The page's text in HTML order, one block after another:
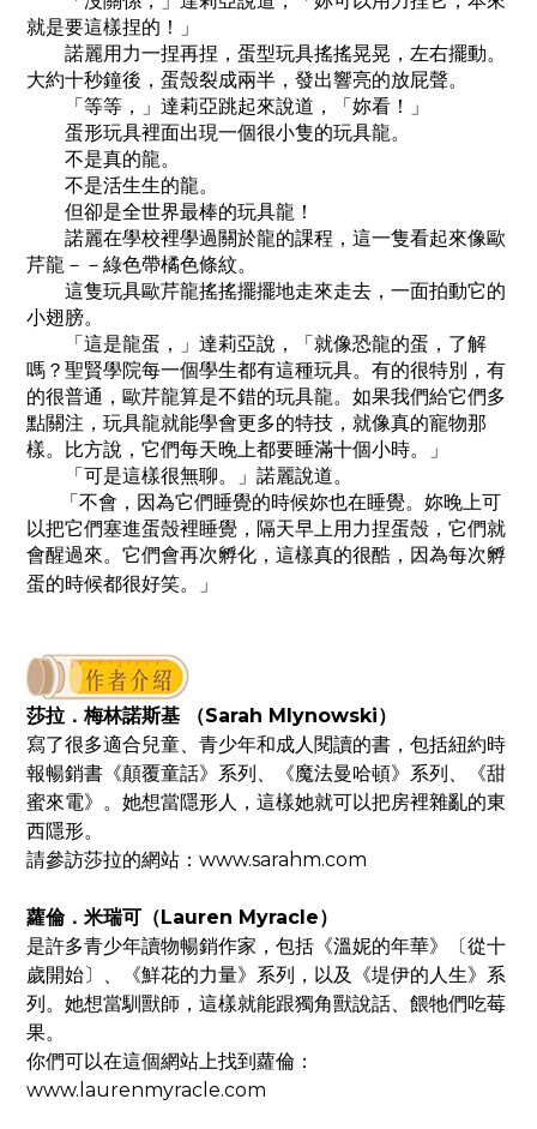
就是要這樣捏的！」
諾麗用力一捏再捏，蛋型玩具搖搖晃晃，左右擺動。
大約十秒鐘後，蛋殼裂成兩半，發出響亮的放屁聲。
「等等，」達莉亞跳起來說道，「妳看！」
蛋形玩具裡面出現一個很小隻的玩具龍。
不是真的龍。
不是活生生的龍。
但卻是全世界最棒的玩具龍！
諾麗在學校裡學過關於龍的課程，這一隻看起來像歐
芹龍－－綠色帶橘色條紋。
這隻玩具歐芹龍搖搖擺擺地走來走去，一面拍動它的
小翅膀。
「這是龍蛋，」達莉亞說，「就像恐龍的蛋，了解
嗎？聖賢學院每一個學生都有這種玩具。有的很特別，有
的很普通，歐芹龍算是不錯的玩具龍。如果我們給它們多
點關注，玩具龍就能學會更多的特技，就像真的寵物那
樣。比方說，它們每天晚上都要睡滿十個小時。」
「可是這樣很無聊。」諾麗說道。
「不會，因為它們睡覺的時候妳也在睡覺。妳晚上可
以把它們塞進蛋殼裡睡覺，隔天早上用力捏蛋殼，它們就
會醒過來。它們會再次孵化，這樣真的很酷，因為每次孵
蛋的時候都很好笑。」
莎拉．梅林諾斯基 （Sarah Mlynowski）
寫了很多適合兒童、青少年和成人閱讀的書，包括紐約時
報暢銷書《顛覆童話》系列、《魔法曼哈頓》系列、《甜
蜜來電》。她想當隱形人，這樣她就可以把房裡雜亂的東
西隱形。
請參訪莎拉的網站：www.sarahm.com
蘿倫．米瑞可（Lauren Myracle）
是許多青少年讀物暢銷作家，包括《溫妮的年華》〔從十
歲開始〕、《鮮花的力量》系列，以及《堤伊的人生》系
列。她想當馴獸師，這樣就能跟獨角獸說話、餵牠們吃莓
果。
你們可以在這個網站上找到蘿倫：
www.laurenmyracle.com